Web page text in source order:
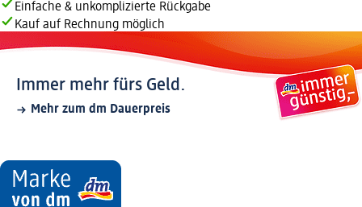
Einfache & unkomplizierte Rückgabe
Kauf auf Rechnung möglich
Immer mehr fürs Geld.
Mehr zum dm Dauerpreis